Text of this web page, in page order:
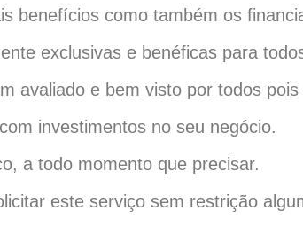
benefícios como também os
exclusivas e benéficas para
avaliado e bem visto por todos
investimentos no seu negócio.
a todo momento que precisar.
este serviço sem restrição